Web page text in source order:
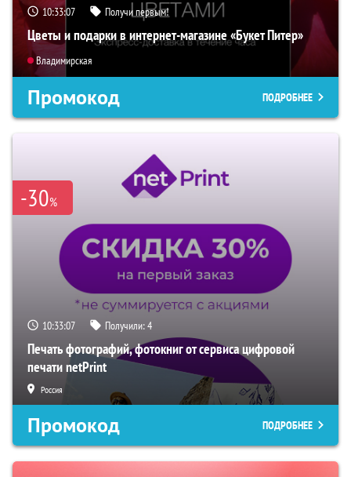
10:33:06 Получи первым!
Цветы и подарки в интернет-магазине «Букет Питер»
Владимирская
Промокод ПОДРОБНЕЕ
-30%
10:33:06 Получили:4
Печать фотографий, фотокниг от сервиса цифровой
печати netPrint
Россия
Промокод ПОДРОБНЕЕ